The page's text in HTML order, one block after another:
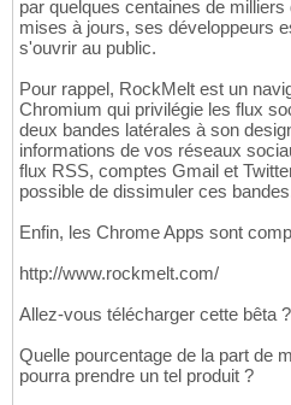
par quelques centaines de
mises à jours, ses développeurs
s'ouvrir au public.
Pour rappel, RockMelt est un
Chromium qui privilégie les flux
deux bandes latérales à son
informations de vos réseaux
flux RSS, comptes Gmail et
possible de dissimuler ces
Enfin, les Chrome Apps sont
http://www.rockmelt.com/
Allez-vous télécharger cette bêta
Quelle pourcentage de la part de
pourra prendre un tel produit ?